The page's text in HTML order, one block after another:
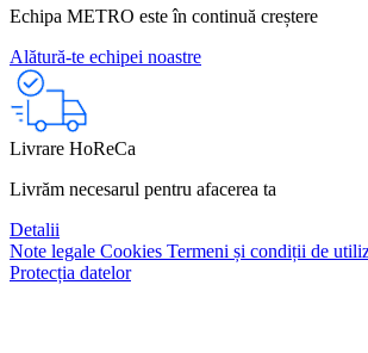
Echipa METRO este în continuă creștere
Alătură-te echipei noastre
Livrare HoReCa
Livrăm necesarul pentru afacerea ta
Detalii
Note legale Cookies Termeni și condiții de
Protecția datelor